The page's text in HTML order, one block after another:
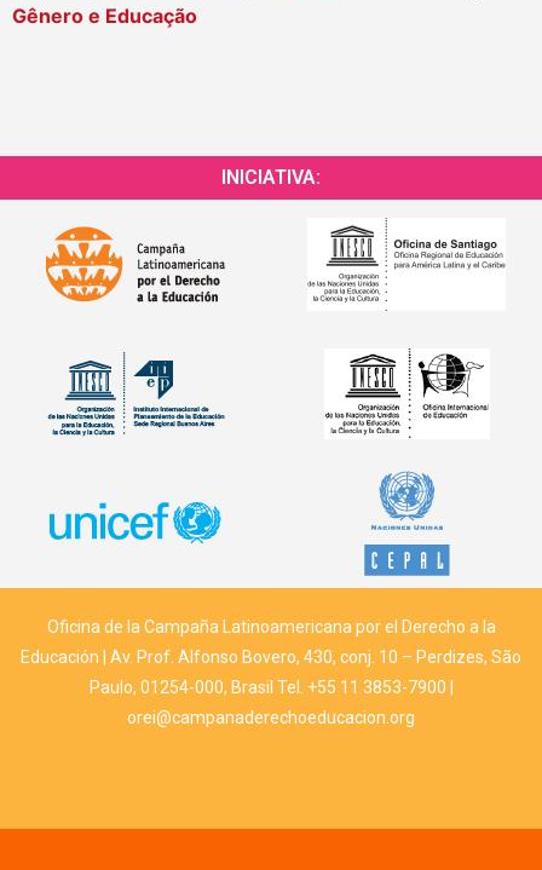
Gênero e Educação
INICIATIVA:
Oficina de la Campaña Latinoamericana por el Derecho a la
Educación | Av. Prof. Alfonso Bovero, 430, conj. 10 – Perdizes, São
Paulo, 01254-000, Brasil Tel. +55 11 3853-7900 |
orei@campanaderechoeducacion.org